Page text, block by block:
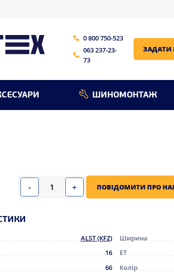
0 800 750-523
063 237-23-
73
ЗАДАТИ
ШИНОМОНТАЖ
- + ПОВІДОМИТИ ПРО
ALST (KFZ) Ширина
16 ET
66 Колір